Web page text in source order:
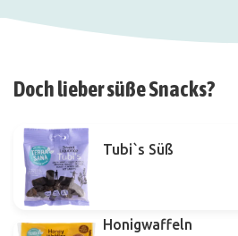
Doch lieber süße Snacks?
Tubi`s Süß
Honigwaffeln